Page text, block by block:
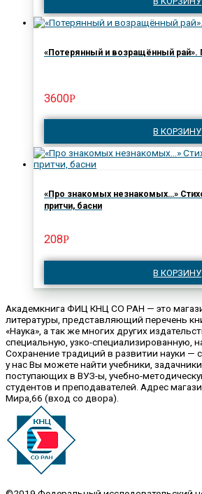
«Потерянный и возращённый
3600Р
В КОРЗИНУ
«Про знакомых незнакомых…»
притчи, басни
208Р
В КОРЗИНУ
Академкнига ФИЦ КНЦ СО РАН — это
литературы, представляющий перечень
«Наука», а так же многих других
специальную, узко-специализированную,
Сохранение традиций в развитии науки —
у нас Вы можете найти учебники,
поступающих в ВУЗ-ы, учебно-
студентов и преподавателей. Адрес
Мира,66 (вход со двора).